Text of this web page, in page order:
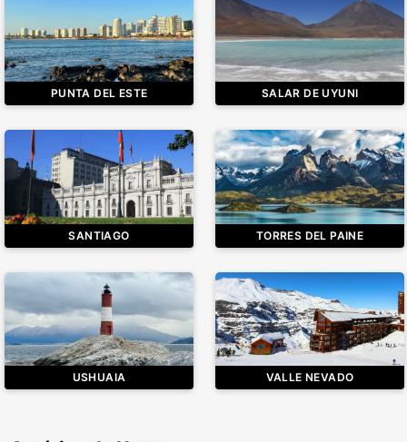
PUNTA DEL ESTE SALAR DE UYUNI
SANTIAGO TORRES DEL PAINE
USHUAIA VALLE NEVADO